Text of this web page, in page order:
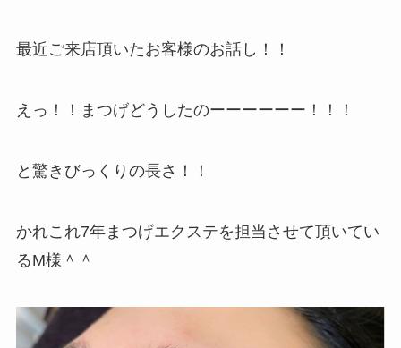
最近ご来店頂いたお客様のお話し！！
えっ！！まつげどうしたのーーーーーー！！！
と驚きびっくりの長さ！！
かれこれ7年まつげエクステを担当させて頂いてい
るM様＾＾